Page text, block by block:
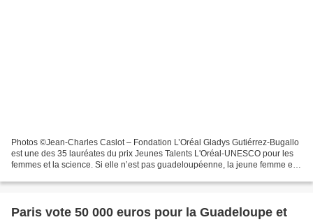
Photos ©Jean-Charles Caslot – Fondation L’Oréal Gladys Gutiérrez-Bugallo
est une des 35 lauréates du prix Jeunes Talents L'Oréal-UNESCO pour les
femmes et la science. Si elle n’est pas guadeloupéenne, la jeune femme est
Paris vote 50 000 euros pour la Guadeloupe et